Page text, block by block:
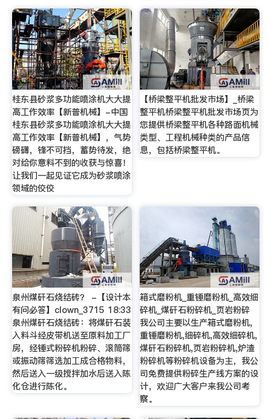
桂东县砂浆多功能喷涂机大大提
高工作效率【新普机械】-中国
桂东县砂浆多功能喷涂机大大提
高工作效率【新普机械】，气势
磅礴，锋不可挡，蓄势待发，绝
对给你意料不到的收获与惊喜！
让我们一起见证它成为砂浆喷涂
领域的佼佼
【桥梁整平机批发市场】_桥梁
整平机桥梁整平机批发市场页为
您提供桥梁整平机各种路面机械
类型、工程机械种类的产品信
息，包括桥梁整平机。
泉州煤矸石烧结砖？ -【设计本
有问必答】clown_3715 18:33
泉州煤矸石烧结砖：将煤矸石装
入料斗经皮带机送至原料加工厂
房，经锤式粉碎机粉碎、滚筒筛
或振动筛筛选加工成合格物料，
然后送入一级搅拌加水后送入陈
化仓进行陈化。
箱式磨粉机_重锤磨粉机_高效细
碎机_煤矸石粉碎机_页岩粉碎
我公司主要以生产箱式磨粉机,
重锤磨粉机,细碎机,高效细碎机,
煤矸石粉碎机,页岩粉碎机,炉渣
粉碎机等粉碎机设备为主，我公
司免费提供粉碎生产线方案的设
计，欢迎广大客户来我公司考
察。